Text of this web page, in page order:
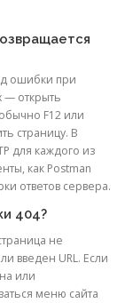
ошибки при
— открыть
F12 или
страницу. В
для каждого из
как Postman
ответов сервера.
404?
не
введен URL. Если
или
меню сайта